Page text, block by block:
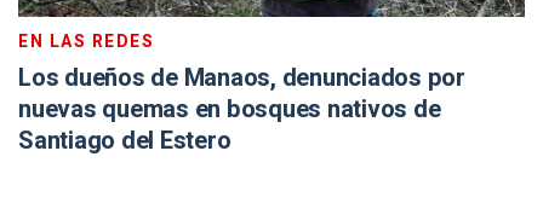
EN LAS REDES
Los dueños de Manaos, denunciados por
nuevas quemas en bosques nativos de
Santiago del Estero